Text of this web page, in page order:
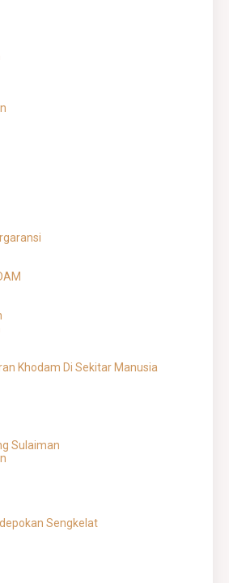
Khodam Di Sekitar Manusia
Sulaiman
Sengkelat